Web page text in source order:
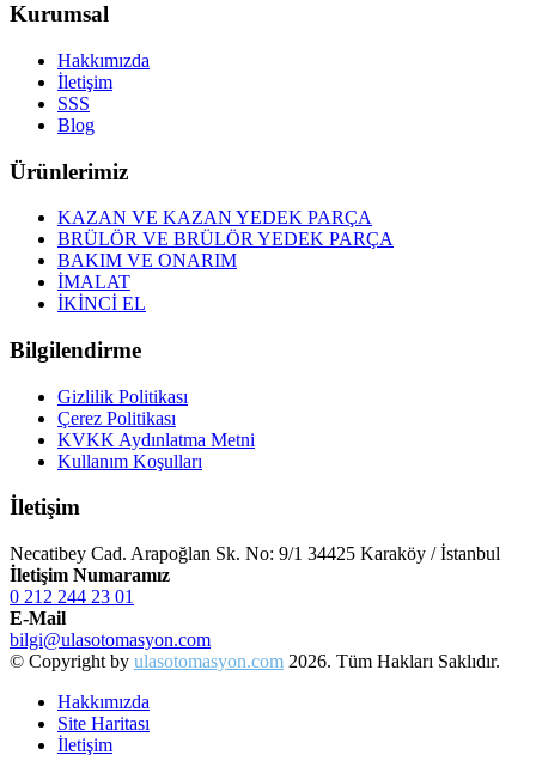
Kurumsal
Hakkımızda
İletişim
SSS
Blog
Ürünlerimiz
KAZAN VE KAZAN YEDEK PARÇA
BRÜLÖR VE BRÜLÖR YEDEK PARÇA
BAKIM VE ONARIM
İMALAT
İKİNCİ EL
Bilgilendirme
Gizlilik Politikası
Çerez Politikası
KVKK Aydınlatma Metni
Kullanım Koşulları
İletişim
Necatibey Cad. Arapoğlan Sk. No: 9/1 34425 Karaköy / İstanbul
İletişim Numaramız
0 212 244 23 01
E-Mail
bilgi@ulasotomasyon.com
© Copyright by ulasotomasyon.com 2026. Tüm Hakları Saklıdır.
Hakkımızda
Site Haritası
İletişim